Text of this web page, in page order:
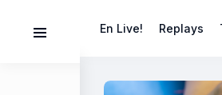
En Live! Replays